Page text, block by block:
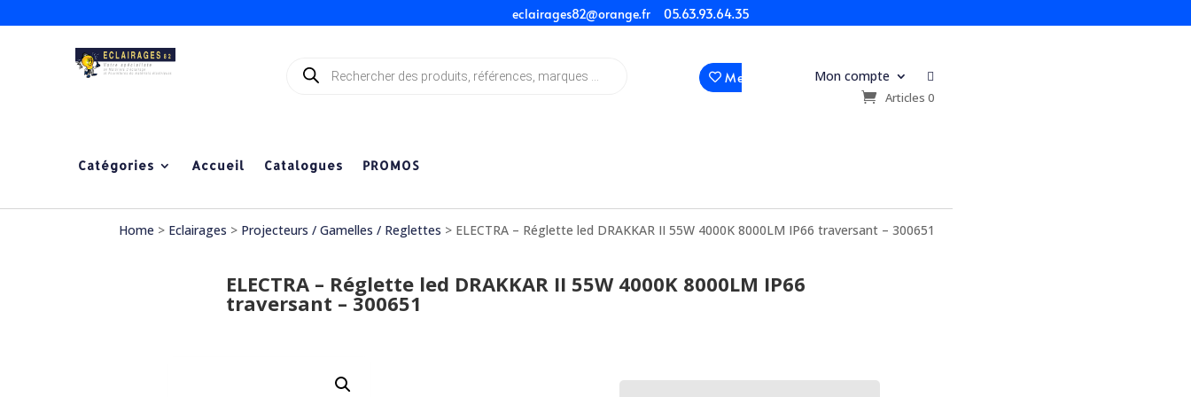
eclairages82@orange.fr 05.63.93.64.35
produits
Mes Favoris Mon compte 
Articles 0
Catégories Accueil Catalogues PROMOS
Home > Eclairages > Projecteurs / Gamelles / Reglettes > ELECTRA – Réglette led DRAKKAR II 55W 4000K 8000LM IP66 traversant – 300651
ELECTRA – Réglette led DRAKKAR II 55W 4000K 8000LM IP66
traversant – 300651